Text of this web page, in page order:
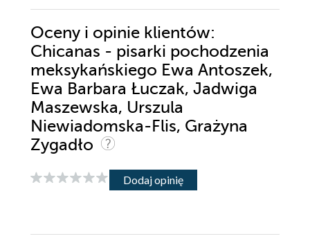
Oceny i opinie klientów:
Chicanas - pisarki pochodzenia
meksykańskiego Ewa Antoszek,
Ewa Barbara Łuczak, Jadwiga
Maszewska, Urszula
Niewiadomska-Flis, Grażyna
Zygadło
Dodaj opinię